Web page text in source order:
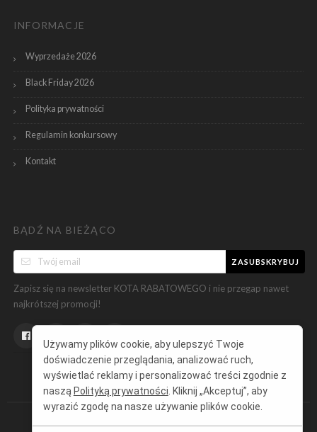
INFORMACJE
Wyprzedaże 2026
Black Friday 2026
Polityka prywatności
Regulamin konkursowy
Kontakt
BĄDŹ NA BIEŻĄCO
ZASUBSKRYBUJ
Zapisz się na newsletter KOTA RABATOWEGO i nie przegap nawet
najkrótszej promocji!
Używamy plików cookie, aby ulepszyć Twoje
doświadczenie przeglądania, analizować ruch,
wyświetlać reklamy i personalizować treści zgodnie z
naszą Polityką prywatności . Kliknij „Akceptuj”, aby
wyrazić zgodę na nasze używanie plików cookie.